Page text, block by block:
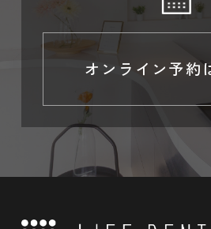
オンライン予約